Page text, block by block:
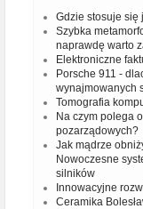
Gdzie stosuje
Szybka
naprawdę warto
Elektroniczne
Porsche 911 -
wynajmowanych
Tomografia
Na czym polega
pozarządowych?
Jak mądrze
Nowoczesne
silników
Innowacyjne
Ceramika